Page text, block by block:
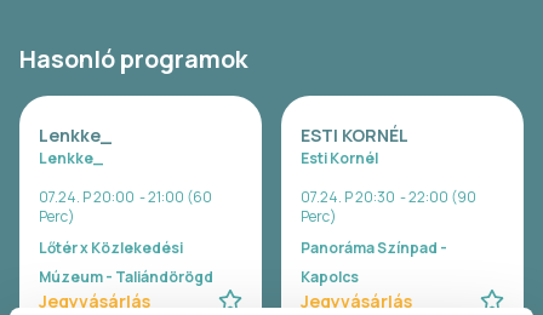
Hasonló programok
Lenkke_
Lenkke_
07.24. P 20:00 - 21:00 (60
Perc)
Lőtér x Közlekedési
Múzeum - Taliándörögd
Jegyvásárlás
ESTI KORNÉL
Esti Kornél
07.24. P 20:30 - 22:00 (90
Perc)
Panoráma Színpad -
Kapolcs
Jegyvásárlás